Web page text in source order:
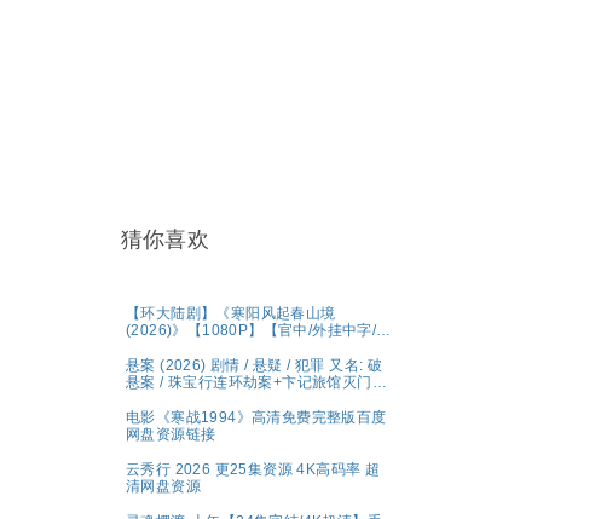
猜你喜欢
【环大陆剧】《寒阳风起春山境
(2026)》【1080P】【官中/外挂中字/三
悬案 (2026) 剧情 / 悬疑 / 犯罪 又名: 破
悬案 / 珠宝行连环劫案+卞记旅馆灭门案
电影《寒战1994》高清免费完整版百度
网盘资源链接
云秀行 2026 更25集资源 4K高码率 超
清网盘资源